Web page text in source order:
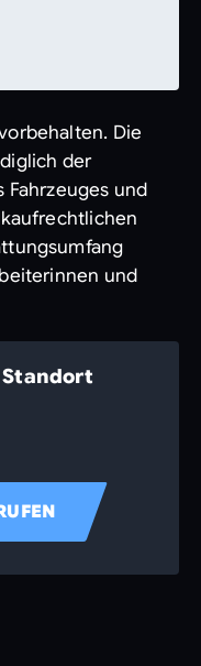
Die
der
und
und
Standort